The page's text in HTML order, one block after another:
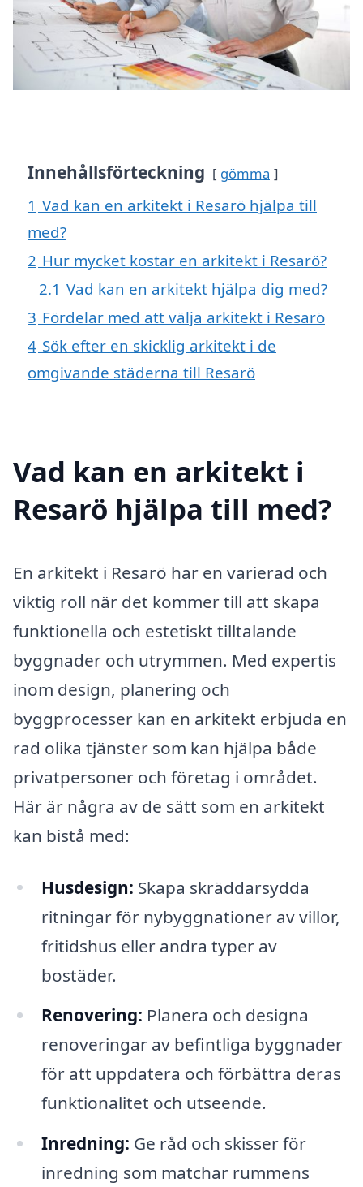
Innehållsförteckning gömma
1 Vad kan en arkitekt i Resarö hjälpa till
med?
2 Hur mycket kostar en arkitekt i Resarö?
2.1 Vad kan en arkitekt hjälpa dig med?
3 Fördelar med att välja arkitekt i Resarö
4 Sök efter en skicklig arkitekt i de
omgivande städerna till Resarö
Vad kan en arkitekt i
Resarö hjälpa till med?
En arkitekt i Resarö har en varierad och
viktig roll när det kommer till att skapa
funktionella och estetiskt tilltalande
byggnader och utrymmen. Med expertis
inom design, planering och
byggprocesser kan en arkitekt erbjuda en
rad olika tjänster som kan hjälpa både
privatpersoner och företag i området.
Här är några av de sätt som en arkitekt
kan bistå med:
Husdesign: Skapa skräddarsydda
ritningar för nybyggnationer av villor,
fritidshus eller andra typer av
bostäder.
Renovering: Planera och designa
renoveringar av befintliga byggnader
för att uppdatera och förbättra deras
funktionalitet och utseende.
Inredning: Ge råd och skisser för
inredning som matchar rummens